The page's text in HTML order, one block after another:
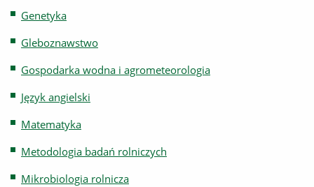
Genetyka
Gleboznawstwo
Gospodarka wodna i agrometeorologia
Język angielski
Matematyka
Metodologia badań rolniczych
Mikrobiologia rolnicza